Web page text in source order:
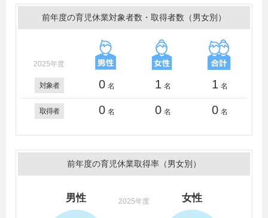
前年度の育児休業対象者数・取得者数（男女別）
2025年度
対象者 0 名 1 名 1 名
取得者 0 名 0 名 0 名
前年度の育児休業取得率（男女別）
2025年度
男性 女性